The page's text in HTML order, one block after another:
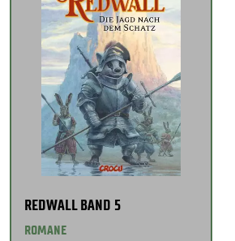
REDWALL BAND 5
ROMANE